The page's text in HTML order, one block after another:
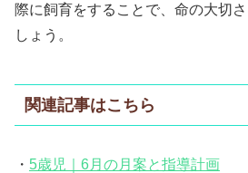
際に飼育をすることで、命の大切
しょう。
関連記事はこちら
・ 5歳児｜6月の月案と指導計画